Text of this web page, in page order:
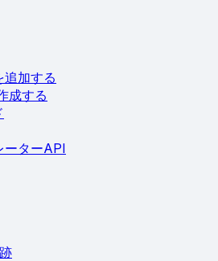
追加する
成する
ーターAPI